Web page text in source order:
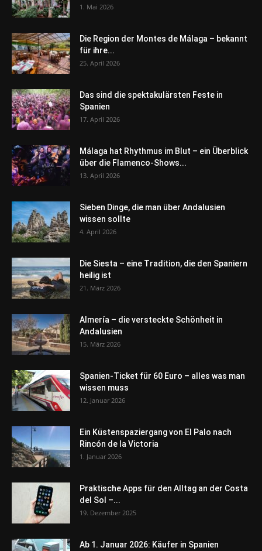
1. Mai 2026
Die Region der Montes de Málaga – bekannt
für ihre...
25. April 2026
Das sind die spektakulärsten Feste in
Spanien
17. April 2026
Málaga hat Rhythmus im Blut – ein Überblick
über die Flamenco-Shows...
13. April 2026
Sieben Dinge, die man über Andalusien
wissen sollte
4. April 2026
Die Siesta – eine Tradition, die den Spaniern
heilig ist
21. März 2026
Almería – die versteckte Schönheit in
Andalusien
15. März 2026
Spanien-Ticket für 60 Euro – alles was man
wissen muss
12. Januar 2026
Ein Küstenspaziergang von El Palo nach
Rincón de la Victoria
1. Januar 2026
Praktische Apps für den Alltag an der Costa
del Sol –...
19. Dezember 2025
Ab 1. Januar 2026: Käufer in Spanien